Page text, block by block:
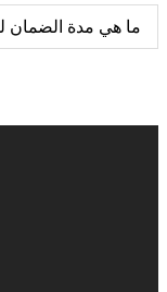
ما هي مدة الضمان